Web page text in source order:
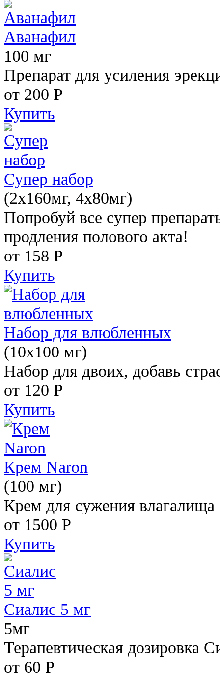
Аванафил
100 мг
Препарат для усиления
от 200 Р
Купить
Супер набор
(2х160мг, 4х80мг)
Попробуй все супер
продления полового акта!
от 158 Р
Купить
Набор для влюбленных
(10х100 мг)
Набор для двоих, добавь
от 120 Р
Купить
Крем Naron
(100 мг)
Крем для сужения влагалища
от 1500 Р
Купить
Сиалис 5 мг
5мг
Терапевтическая дозировка
от 60 Р